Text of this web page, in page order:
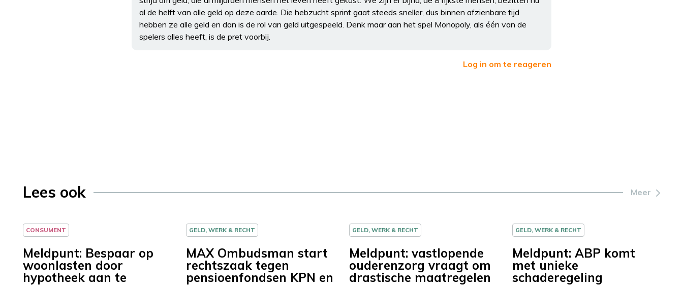
al de helft van alle geld op deze aarde. Die hebzucht sprint gaat steeds sneller, dus binnen afzienbare tijd
hebben ze alle geld en dan is de rol van geld uitgespeeld. Denk maar aan het spel Monopoly, als één van de
spelers alles heeft, is de pret voorbij.
Log in om te reageren
Lees ook Meer
CONSUMENT
Meldpunt: Bespaar op
woonlasten door
hypotheek aan te
GELD, WERK & RECHT
MAX Ombudsman start
rechtszaak tegen
pensioenfondsen KPN en
GELD, WERK & RECHT
Meldpunt: vastlopende
ouderenzorg vraagt om
drastische maatregelen
GELD, WERK & RECHT
Meldpunt: ABP komt
met unieke
schaderegeling